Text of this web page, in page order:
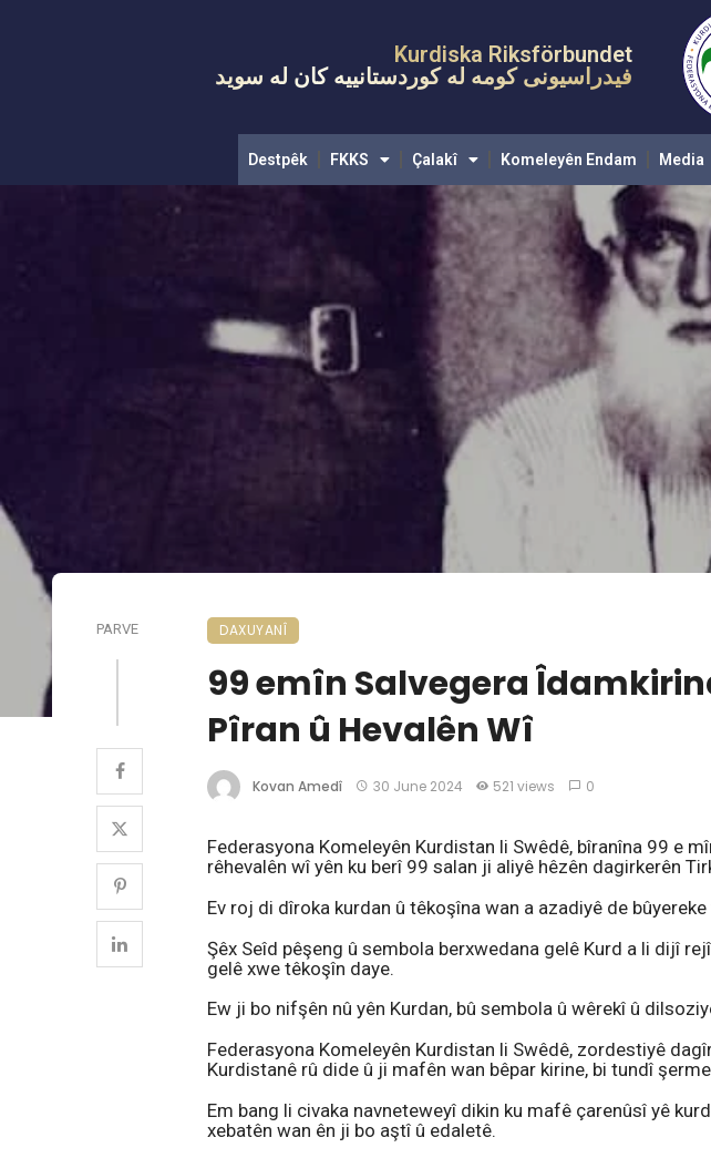
Lînk
Kurdiska Riksförbundet
فیدراسیونی کومه له کوردستانییه کان له سويد
Destpêk FKKS Çalakî Komeleyên Endam Media
PARVE DAXUYANÎ
99 emîn Salvegera
Pîran û Hevalên Wî
Kovan Amedî 30 June 2024 521 views 0
Federasyona Komeleyên Kurdistan li Swêdê, bîranîna 99 e
rêhevalên wî yên ku berî 99 salan ji aliyê hêzên dagirkerên
Ev roj di dîroka kurdan û têkoşîna wan a azadiyê de bûyereke
Şêx Seîd pêşeng û sembola berxwedana gelê Kurd a li dijî
gelê xwe têkoşîn daye.
Ew ji bo nifşên nû yên Kurdan, bû sembola û wêrekî û
Federasyona Komeleyên Kurdistan li Swêdê, zordestiyê
Kurdistanê rû dide û ji mafên wan bêpar kirine, bi tundî
Em bang li civaka navneteweyî dikin ku mafê çarenûsî yê
xebatên wan ên ji bo aştî û edaletê.